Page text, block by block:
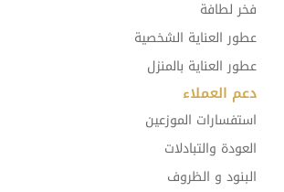
فخر لطافة
عطور العناية الشخصية
عطور العناية بالمنزل
دعم العملاء
استفسارات الموزعين
العودة والتبادلات
البنود و الظروف